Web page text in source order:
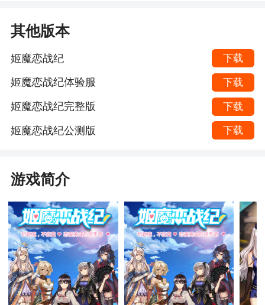
其他版本
姬魔恋战纪 下载
姬魔恋战纪体验服 下载
姬魔恋战纪完整版 下载
姬魔恋战纪公测版 下载
游戏简介